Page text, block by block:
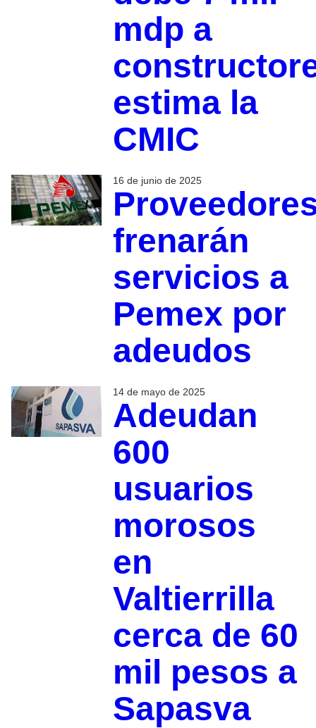
mdp a
estima la
CMIC
16 de junio de 2025
frenarán
servicios a
Pemex por
adeudos
14 de mayo de 2025
Adeudan
600
usuarios
morosos
en
Valtierrilla
cerca de 60
mil pesos a
Sapasva